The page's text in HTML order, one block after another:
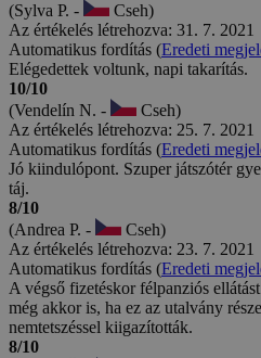
(Sylva P. -
Cseh)
Az értékelés létrehozva: 31. 7. 2021
Automatikus fordítás (Eredeti
Elégedettek voltunk, napi takarítás.
10/10
(Vendelín N. -
Cseh)
Az értékelés létrehozva: 25. 7. 2021
Automatikus fordítás (Eredeti
Jó kiindulópont. Szuper játszótér
táj.
8/10
(Andrea P. -
Cseh)
Az értékelés létrehozva: 23. 7. 2021
Automatikus fordítás (Eredeti
A végső fizetéskor félpanziós
még akkor is, ha ez az utalvány
nemtetszéssel kiigazították.
8/10